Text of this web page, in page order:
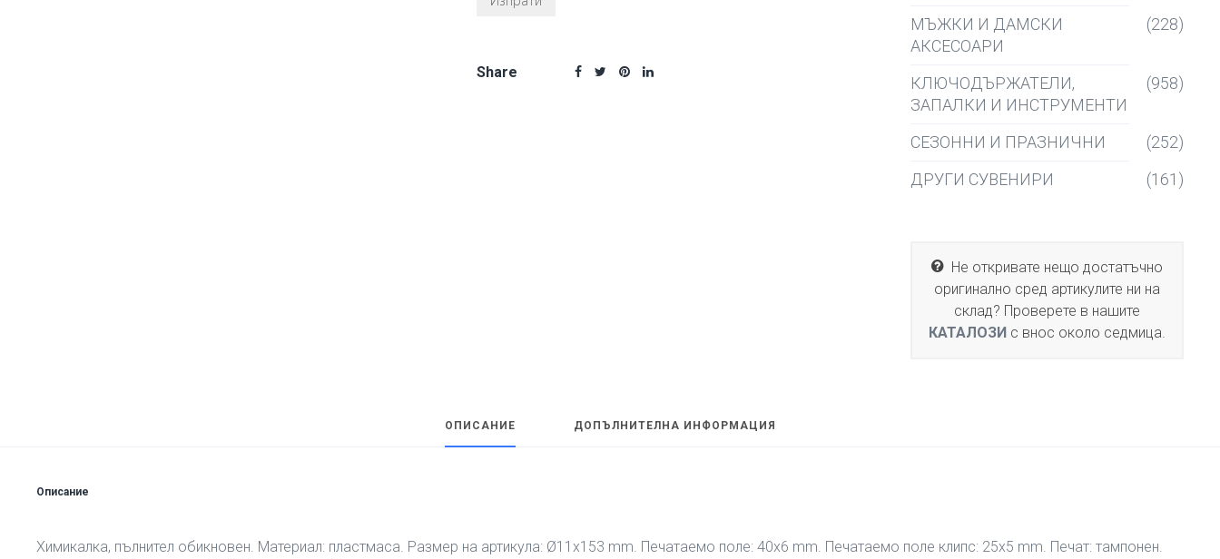
Share
МЪЖКИ И ДАМСКИ
АКСЕСОАРИ
(228)
КЛЮЧОДЪРЖАТЕЛИ,
ЗАПАЛКИ И ИНСТРУМЕНТИ
(958)
СЕЗОННИ И ПРАЗНИЧНИ
(252)
ДРУГИ СУВЕНИРИ
(161)
Не откривате нещо достатъчно
оригинално сред артикулите ни на
склад? Проверете в нашите
КАТАЛОЗИ с внос около седмица.
ОПИСАНИЕ ДОПЪЛНИТЕЛНА ИНФОРМАЦИЯ
Описание
Химикалка, пълнител обикновен. Материал: пластмаса. Размер на артикула: Ø11х153 mm. Печатаемо поле: 40х6 mm. Печатаемо поле клипс: 25х5 mm. Печат: тампонен.